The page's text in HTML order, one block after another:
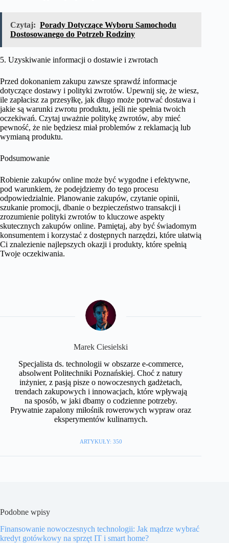
Czytaj: Porady Dotyczące Wyboru Samochodu
Dostosowanego do Potrzeb Rodziny
5. Uzyskiwanie informacji o dostawie i zwrotach
Przed dokonaniem zakupu zawsze sprawdź informacje
dotyczące dostawy i polityki zwrotów. Upewnij się, że wiesz,
ile zapłacisz za przesyłkę, jak długo może potrwać dostawa i
jakie są warunki zwrotu produktu, jeśli nie spełnia twoich
oczekiwań. Czytaj uważnie politykę zwrotów, aby mieć
pewność, że nie będziesz miał problemów z reklamacją lub
wymianą produktu.
Podsumowanie
Robienie zakupów online może być wygodne i efektywne,
pod warunkiem, że podejdziemy do tego procesu
odpowiedzialnie. Planowanie zakupów, czytanie opinii,
szukanie promocji, dbanie o bezpieczeństwo transakcji i
zrozumienie polityki zwrotów to kluczowe aspekty
skutecznych zakupów online. Pamiętaj, aby być świadomym
konsumentem i korzystać z dostępnych narzędzi, które ułatwią
Ci znalezienie najlepszych okazji i produkty, które spełnią
Twoje oczekiwania.
Marek Ciesielski
Specjalista ds. technologii w obszarze e-commerce,
absolwent Politechniki Poznańskiej. Choć z natury
inżynier, z pasją pisze o nowoczesnych gadżetach,
trendach zakupowych i innowacjach, które wpływają
na sposób, w jaki dbamy o codzienne potrzeby.
Prywatnie zapalony miłośnik rowerowych wypraw oraz
eksperymentów kulinarnych.
ARTYKUŁY: 350
Podobne wpisy
Finansowanie nowoczesnych technologii: Jak mądrze wybrać
kredyt gotówkowy na sprzęt IT i smart home?